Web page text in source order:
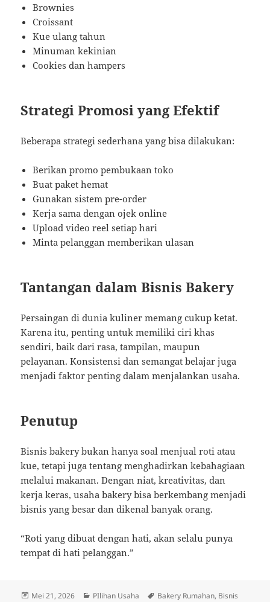
Brownies
Croissant
Kue ulang tahun
Minuman kekinian
Cookies dan hampers
Strategi Promosi yang Efektif
Beberapa strategi sederhana yang bisa dilakukan:
Berikan promo pembukaan toko
Buat paket hemat
Gunakan sistem pre-order
Kerja sama dengan ojek online
Upload video reel setiap hari
Minta pelanggan memberikan ulasan
Tantangan dalam Bisnis Bakery
Persaingan di dunia kuliner memang cukup ketat.
Karena itu, penting untuk memiliki ciri khas
sendiri, baik dari rasa, tampilan, maupun
pelayanan. Konsistensi dan semangat belajar juga
menjadi faktor penting dalam menjalankan usaha.
Penutup
Bisnis bakery bukan hanya soal menjual roti atau
kue, tetapi juga tentang menghadirkan kebahagiaan
melalui makanan. Dengan niat, kreativitas, dan
kerja keras, usaha bakery bisa berkembang menjadi
bisnis yang besar dan dikenal banyak orang.
“Roti yang dibuat dengan hati, akan selalu punya
tempat di hati pelanggan.”
Diposkan
Mei 21, 2026 Kategori
PIlihan Usaha Tag
Bakery Rumahan, Bisnis